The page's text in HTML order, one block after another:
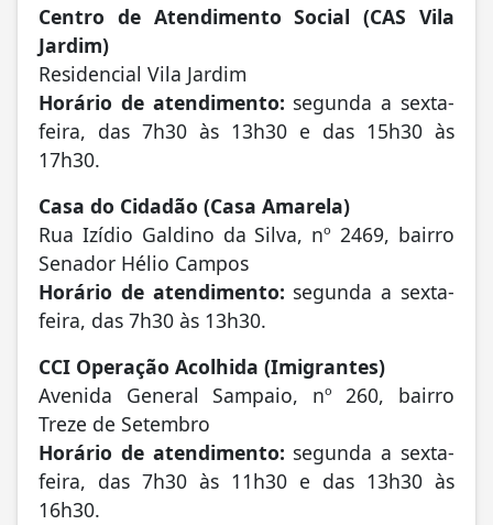
Centro de Atendimento Social (CAS Vila
Jardim)
Residencial Vila Jardim
Horário de atendimento: segunda a sexta-
feira, das 7h30 às 13h30 e das 15h30 às
17h30.
Casa do Cidadão (Casa Amarela)
Rua Izídio Galdino da Silva, nº 2469, bairro
Senador Hélio Campos
Horário de atendimento: segunda a sexta-
feira, das 7h30 às 13h30.
CCI Operação Acolhida (Imigrantes)
Avenida General Sampaio, nº 260, bairro
Treze de Setembro
Horário de atendimento: segunda a sexta-
feira, das 7h30 às 11h30 e das 13h30 às
16h30.